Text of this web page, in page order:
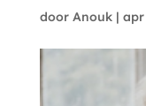
door Anouk| apr